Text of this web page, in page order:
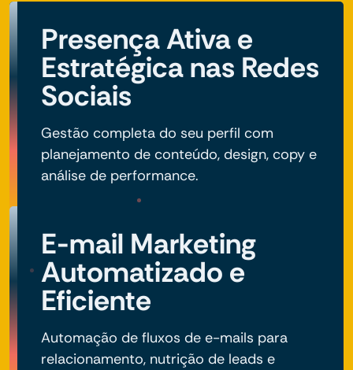
Presença Ativa e
Estratégica nas Redes
Sociais
Gestão completa do seu perfil com
planejamento de conteúdo, design, copy e
análise de performance.
E-mail Marketing
Automatizado e
Eficiente
Automação de fluxos de e-mails para
relacionamento, nutrição de leads e